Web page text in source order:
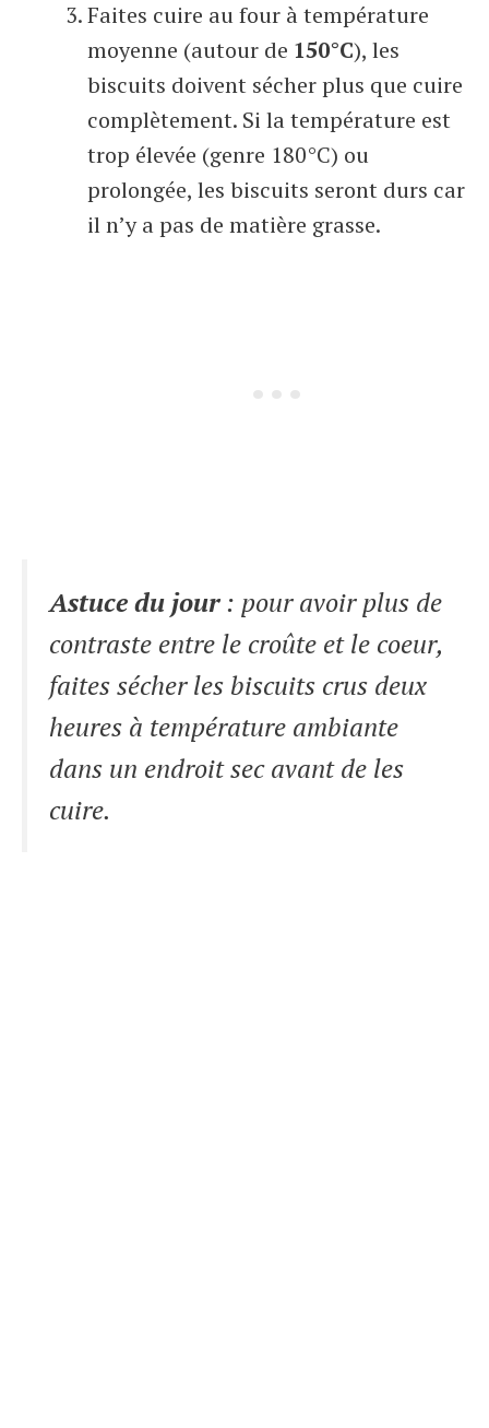
Faites cuire au four à température
moyenne (autour de 150°C), les
biscuits doivent sécher plus que cuire
complètement. Si la température est
trop élevée (genre 180°C) ou
prolongée, les biscuits seront durs car
il n’y a pas de matière grasse.
Astuce du jour: pour avoir plus de
contraste entre le croûte et le coeur,
faites sécher les biscuits crus deux
heures à température ambiante
dans un endroit sec avant de les
cuire.